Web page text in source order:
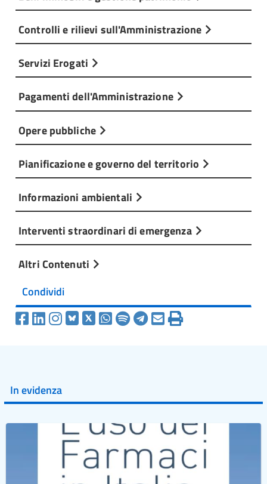
Controlli e rilievi sull'Amministrazione
Servizi Erogati
Pagamenti dell'Amministrazione
Opere pubbliche
Pianificazione e governo del territorio
Informazioni ambientali
Interventi straordinari di emergenza
Altri Contenuti
Condividi
In evidenza